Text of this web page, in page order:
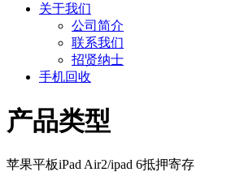
关于我们
公司简介
联系我们
招贤纳士
手机回收
产品类型
苹果平板iPad Air2/ipad 6抵押寄存